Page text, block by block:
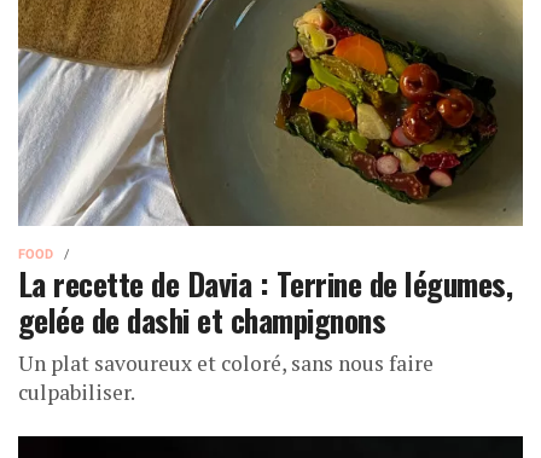
FOOD
La recette de Davia : Terrine de légumes,
gelée de dashi et champignons
Un plat savoureux et coloré, sans nous faire
culpabiliser.